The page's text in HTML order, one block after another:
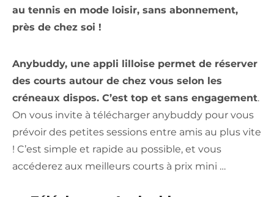
au tennis en mode loisir, sans abonnement,
près de chez soi !
Anybuddy, une appli lilloise permet de réserver
des courts autour de chez vous selon les
créneaux dispos. C’est top et sans engagement.
On vous invite à télécharger anybuddy pour vous
prévoir des petites sessions entre amis au plus vite
! C’est simple et rapide au possible, et vous
accéderez aux meilleurs courts à prix mini …